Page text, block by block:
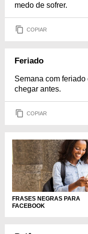
medo de sofrer.
COPIAR
Feriado
Semana com
chegar antes.
COPIAR
FRASES NEGRAS PARA
FACEBOOK